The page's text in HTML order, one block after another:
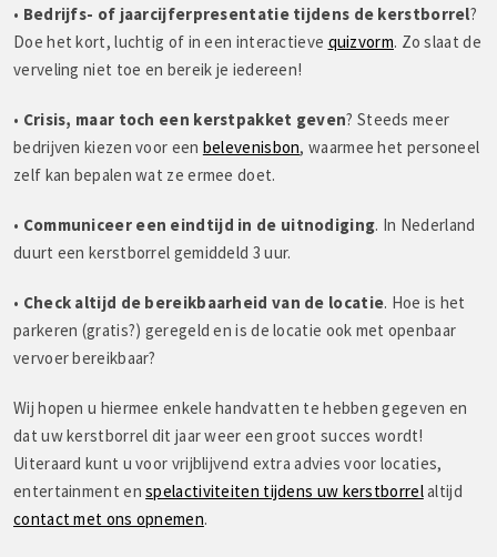
• Bedrijfs- of jaarcijferpresentatie tijdens de kerstborrel?
Doe het kort, luchtig of in een interactieve quizvorm. Zo slaat de
verveling niet toe en bereik je iedereen!
• Crisis, maar toch een kerstpakket geven? Steeds meer
bedrijven kiezen voor een belevenisbon, waarmee het personeel
zelf kan bepalen wat ze ermee doet.
• Communiceer een eindtijd in de uitnodiging. In Nederland
duurt een kerstborrel gemiddeld 3 uur.
• Check altijd de bereikbaarheid van de locatie. Hoe is het
parkeren (gratis?) geregeld en is de locatie ook met openbaar
vervoer bereikbaar?
Wij hopen u hiermee enkele handvatten te hebben gegeven en
dat uw kerstborrel dit jaar weer een groot succes wordt!
Uiteraard kunt u voor vrijblijvend extra advies voor locaties,
entertainment enspelactiviteiten tijdens uw kerstborrelaltijd
contact met ons opnemen.